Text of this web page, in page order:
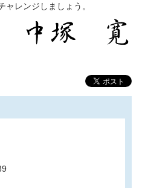
ャレンジしましょう。